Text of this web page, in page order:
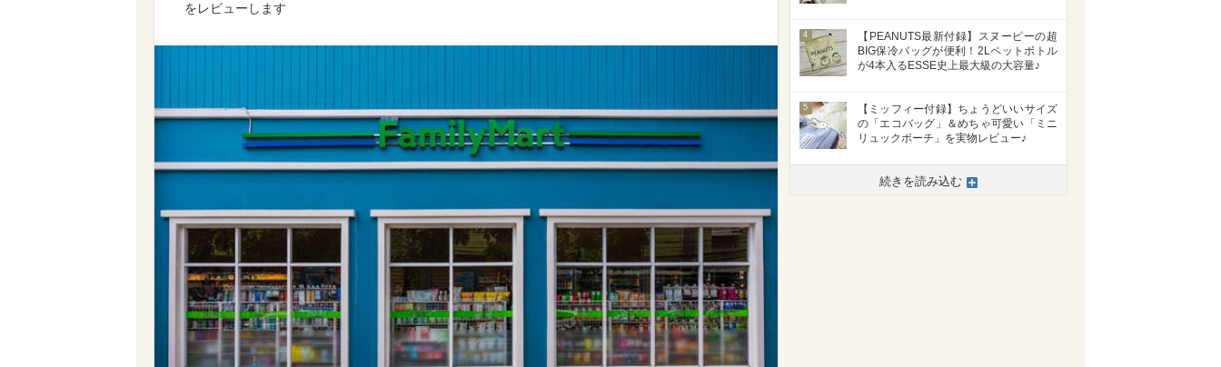
をレビューします
4
【PEANUTS最新付録】スヌーピーの超
BIG保冷バッグが便利！2Lペットボトル
が4本入るESSE史上最大級の大容量♪
5
【ミッフィー付録】ちょうどいいサイズ
の「エコバッグ」＆めちゃ可愛い「ミニ
リュックポーチ」を実物レビュー♪
続きを読み込む